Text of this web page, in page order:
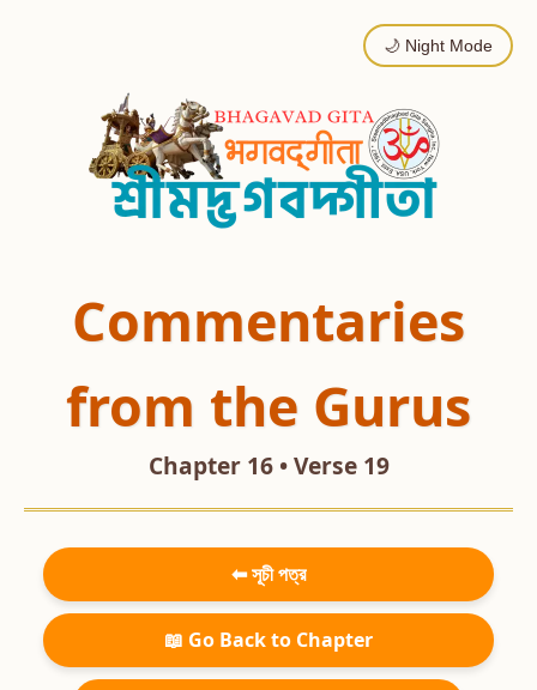
🌙 Night Mode
Commentaries
from the Gurus
Chapter 16 • Verse 19
⬅ সূচী পত্র
📖 Go Back to Chapter